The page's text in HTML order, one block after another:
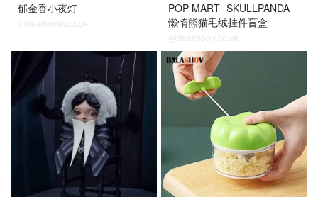
郁金香小夜灯
@dealmoon.co.uk
POP MART SKULLPANDA
懒惰熊猫毛绒挂件盲盒
@dealmoon.co.uk